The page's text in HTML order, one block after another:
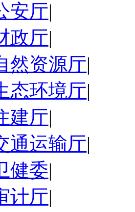
安厅|
政厅|
然资源厅|
态环境厅|
建厅|
通运输厅|
健委|
计厅|